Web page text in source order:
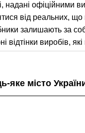
надані офіційними
від реальних,
залишають за
відтінки виробів,
яке місто